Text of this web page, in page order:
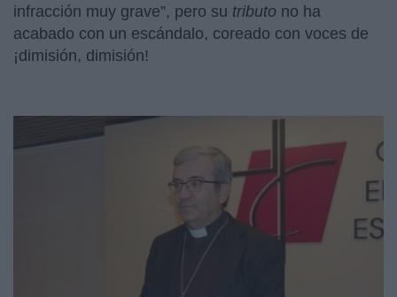
infracción muy grave”, pero su tributo no ha
acabado con un escándalo, coreado con voces de
¡dimisión, dimisión!